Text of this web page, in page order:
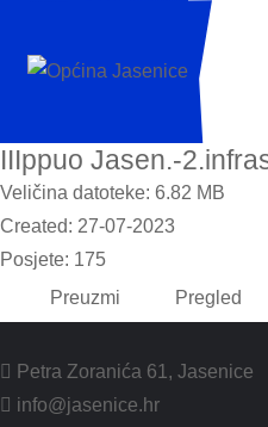
IIIppuo Jasen.-
Veličina datoteke: 6.82 MB
Created: 27-07-2023
Posjete: 175
Preuzmi
Pregled
Petra Zoranića 61, Jasenice
info@jasenice.hr